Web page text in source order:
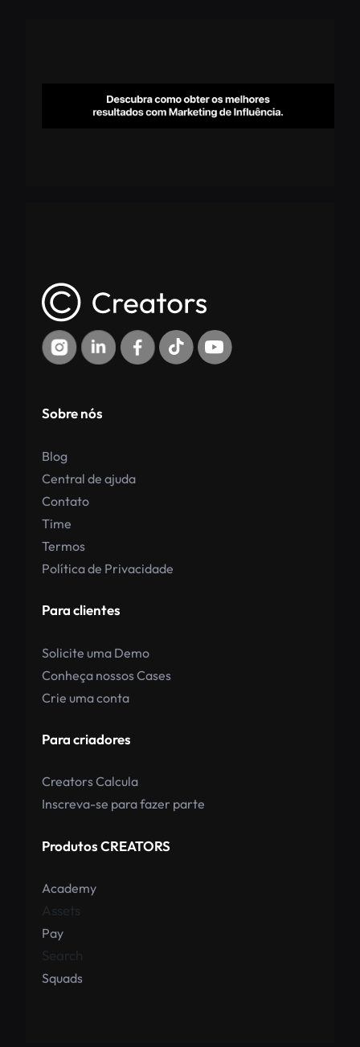
Sobre nós
Blog
Central de ajuda
Contato
Time
Termos
Política de Privacidade
Para clientes
Solicite uma Demo
Conheça nossos Cases
Crie uma conta
Para criadores
Creators Calcula
Inscreva-se para fazer parte
Produtos CREATORS
Academy
Assets
Pay
Search
Squads